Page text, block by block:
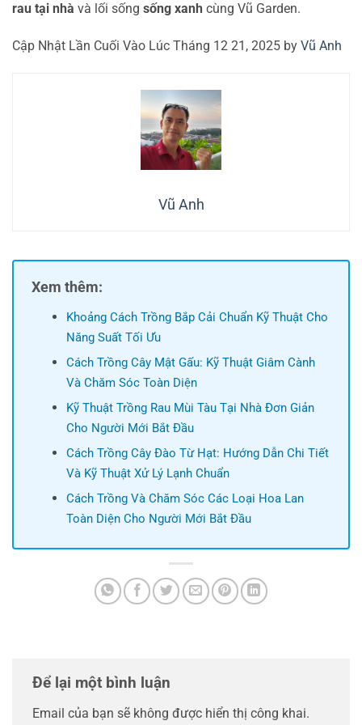
rau tại nhà và lối sống sống xanh cùng Vũ Garden.
Cập Nhật Lần Cuối Vào Lúc Tháng 12 21, 2025 by Vũ Anh
Vũ Anh
Xem thêm:
Khoảng Cách Trồng Bắp Cải Chuẩn Kỹ Thuật Cho
Năng Suất Tối Ưu
Cách Trồng Cây Mật Gấu: Kỹ Thuật Giâm Cành
Và Chăm Sóc Toàn Diện
Kỹ Thuật Trồng Rau Mùi Tàu Tại Nhà Đơn Giản
Cho Người Mới Bắt Đầu
Cách Trồng Cây Đào Từ Hạt: Hướng Dẫn Chi Tiết
Và Kỹ Thuật Xử Lý Lạnh Chuẩn
Cách Trồng Và Chăm Sóc Các Loại Hoa Lan
Toàn Diện Cho Người Mới Bắt Đầu
Để lại một bình luận
Email của bạn sẽ không được hiển thị công khai.